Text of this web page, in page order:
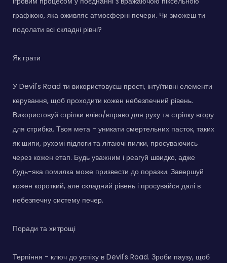
графікою, яка оживляє атмосферні печери. Чи зможеш ти
подолати всі складні рівні?
Як грати
У Devil's Road ти використовуєш прості, інтуїтивні елементи
керування, щоб проходити кожен небезпечний рівень.
Використовуй стрілки вліво/вправо для руху та стрілку вгору
для стрибка. Твоя мета - уникати смертельних пасток, таких
як шипи, рухомі підлоги та літаючі пилки, просуваючись
через кожен етап. Будь уважним і реагуй швидко, адже
будь-яка помилка може призвести до поразки. Завершуй
кожен короткий, але складний рівень і просувайся далі в
небезпечну систему печер.
Поради та хитрощі
Терпіння - ключ до успіху в Devil's Road. Зроби паузу, щоб